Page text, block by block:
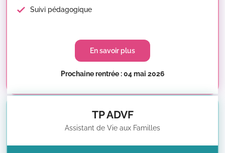
Suivi pédagogique
En savoir plus
Prochaine rentrée : 04 mai 2026
TP ADVF
Assistant de Vie aux Familles